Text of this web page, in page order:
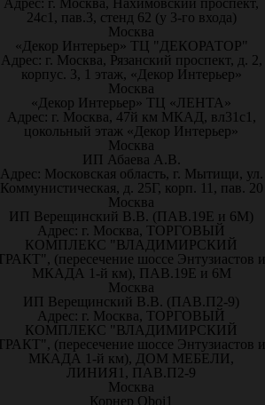
24с1, пав.3, стенд 62 (у 3-го входа)
Москва
«Декор Интерьер» ТЦ "ДЕКОРАТОР"
Адрес: г. Москва, Рязанский проспект, д. 2,
корпус. 3, 1 этаж, «Декор Интерьер»
Москва
«Декор Интерьер» ТЦ «ЛЕНТА»
Адрес: г. Москва, 47й км МКАД, вл31с1,
цокольный этаж «Декор Интерьер»
Москва
ИП Абаева А.В.
Адрес: Московская область, г. Мытищи, ул.
Коммунистическая, д. 25Г, корп. 11, пав. 20
Москва
ИП Верещинский В.В. (ПАВ.19Е и 6М)
Адрес: г. Москва, ТОРГОВЫЙ
КОМПЛЕКС "ВЛАДИМИРСКИЙ
(пересечение шоссе Энтузиастов и
МКАДА 1-й км), ПАВ.19Е и 6М
Москва
ИП Верещинский В.В. (ПАВ.П2-9)
Адрес: г. Москва, ТОРГОВЫЙ
КОМПЛЕКС "ВЛАДИМИРСКИЙ
(пересечение шоссе Энтузиастов и
МКАДА 1-й км), ДОМ МЕБЕЛИ,
ЛИНИЯ1, ПАВ.П2-9
Москва
Корнер Oboi1